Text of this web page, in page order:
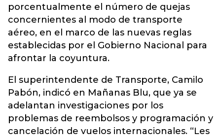
porcentualmente el número de quejas
concernientes al modo de transporte
aéreo, en el marco de las nuevas reglas
establecidas por el Gobierno Nacional para
afrontar la coyuntura.
El superintendente de Transporte, Camilo
Pabón, indicó en Mañanas Blu, que ya se
adelantan investigaciones por los
problemas de reembolsos y programación y
cancelación de vuelos internacionales. “Les